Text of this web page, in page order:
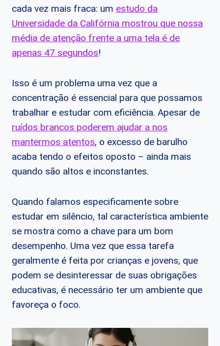
cada vez mais fraca: um estudo da
Universidade da Califórnia mostrou que nossa
média de atenção frente a uma tela é de
apenas 47 segundos!
Isso é um problema uma vez que a
concentração é essencial para que possamos
trabalhar e estudar com eficiência. Apesar de
ruídos brancos poderem ajudar a nos
mantermos atentos, o excesso de barulho
acaba tendo o efeitos oposto – ainda mais
quando são altos e inconstantes.
Quando falamos especificamente sobre
estudar em silêncio, tal característica ambiente
se mostra como a chave para um bom
desempenho. Uma vez que essa tarefa
geralmente é feita por crianças e jovens, que
podem se desinteressar de suas obrigações
educativas, é necessário ter um ambiente que
favoreça o foco.